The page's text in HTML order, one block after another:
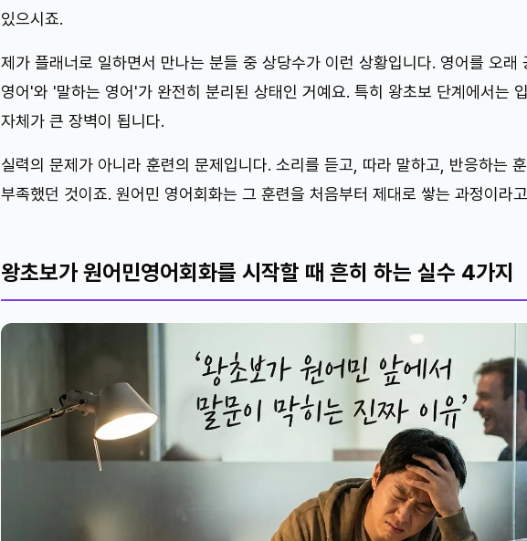
있으시죠.
제가 플래너로 일하면서 만나는 분들 중 상당수가 이런 상황입니다. 영어를 오래
영어'와 '말하는 영어'가 완전히 분리된 상태인 거예요. 특히 왕초보 단계에서는
자체가 큰 장벽이 됩니다.
실력의 문제가 아니라 훈련의 문제입니다. 소리를 듣고, 따라 말하고, 반응하는
부족했던 것이죠. 원어민 영어회화는 그 훈련을 처음부터 제대로 쌓는 과정이라
왕초보가 원어민영어회화를 시작할 때 흔히 하는 실수 4가지